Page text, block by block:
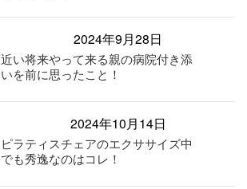
2024年9月28日
近い将来やって来る親の病院付き添
いを前に思ったこと！
2024年10月14日
ピラティスチェアのエクササイズ中
でも秀逸なのはコレ！